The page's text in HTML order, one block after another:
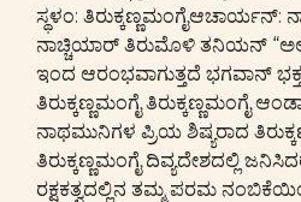
ಸ್ಥಳಂ: ತಿರುಕ್ಕಣ್ಣಮಂಗೈಆಚಾರ್ಯನ್:
ನಾಚ್ಚಿಯಾರ್ ತಿರುಮೊಳಿ ತನಿಯನ್
ಇಂದ ಆರಂಭವಾಗುತ್ತದೆ ಭಗವಾನ್
ತಿರುಕ್ಕಣ್ಣಮಂಗೈ ತಿರುಕ್ಕಣ್ಣಮಂಗೈ
ನಾಥಮುನಿಗಳ ಪ್ರಿಯ ಶಿಷ್ಯರಾದ
ತಿರುಕ್ಕಣ್ಣಮಂಗೈ ದಿವ್ಯದೇಶದಲ್ಲಿ
ರಕ್ಷಕತ್ವದಲ್ಲಿನ ತಮ್ಮ ಪರಮ